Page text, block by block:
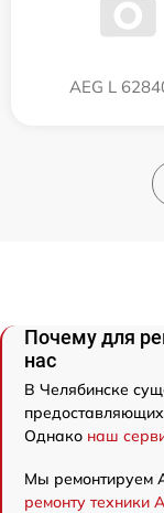
AEG L
Почему для
нас
В Челябинске
предоставляющих
Однако наш
Мы ремонтируем
ремонту техники